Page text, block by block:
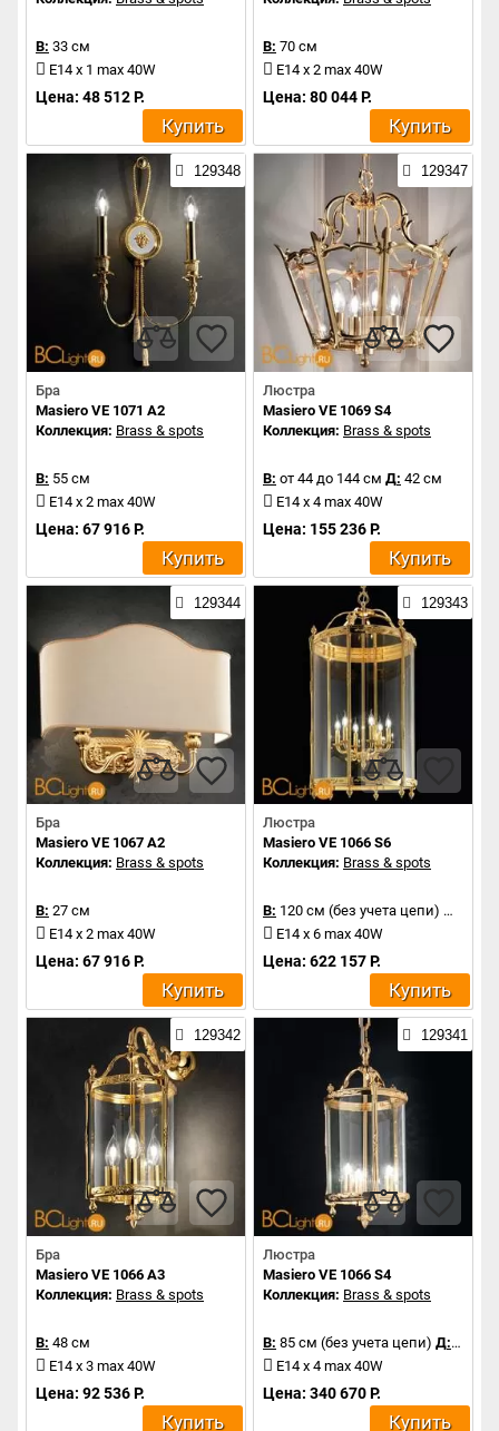
В: 33 см
E14 x 1 max 40W
Цена: 48 512 Р.
Купить
В: 70 см
E14 x 2 max 40W
Цена: 80 044 Р.
Купить
129348
Бра
Masiero VE 1071 A2
Коллекция: Brass & spots
В: 55 см
E14 x 2 max 40W
Цена: 67 916 Р.
Купить
129347
Люстра
Masiero VE 1069 S4
Коллекция: Brass & spots
В: от 44 до 144 см Д: 42 см
E14 x 4 max 40W
Цена: 155 236 Р.
Купить
129344
Бра
Masiero VE 1067 A2
Коллекция: Brass & spots
В: 27 см
E14 x 2 max 40W
Цена: 67 916 Р.
Купить
129343
Люстра
Masiero VE 1066 S6
Коллекция: Brass & spots
В: 120 см (без учета цепи) Д:
E14 x 6 max 40W
Цена: 622 157 Р.
Купить
129342
Бра
Masiero VE 1066 A3
Коллекция: Brass & spots
В: 48 см
E14 x 3 max 40W
Цена: 92 536 Р.
Купить
129341
Люстра
Masiero VE 1066 S4
Коллекция: Brass & spots
В: 85 см (без учета цепи) Д:44 см
E14 x 4 max 40W
Цена: 340 670 Р.
Купить